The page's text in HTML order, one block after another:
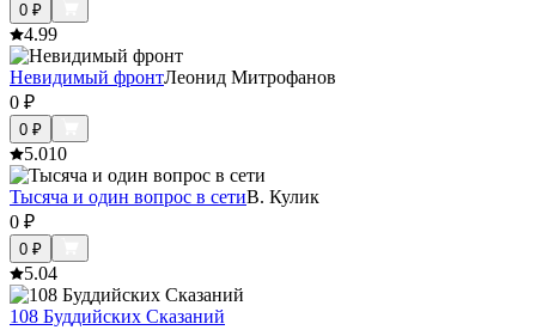
0 ₽
4.99
Невидимый фронтЛеонид Митрофанов
0 ₽
0 ₽
5.010
Тысяча и один вопрос в сетиВ. Кулик
0 ₽
0 ₽
5.04
108 Буддийских Сказаний